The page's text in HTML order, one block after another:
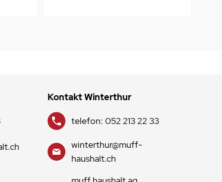
Kontakt Winterthur
telefon: 052 213 22 33
winterthur@muff-
haushalt.ch